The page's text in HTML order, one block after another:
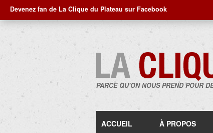
Devenez fan de La Clique du Plateau sur Facebook
PARCE QU'ON NOUS PREND POUR
ACCUEIL À PROPOS